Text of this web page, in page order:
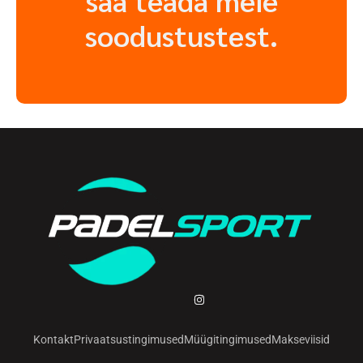
soodustustest.
KontaktPrivaatsustingimusedMüügitingimusedMakseviisid